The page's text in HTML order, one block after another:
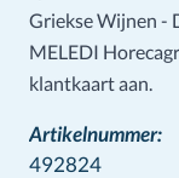
Griekse Wijnen -
MELEDI
klantkaart aan.
Artikelnummer:
492824